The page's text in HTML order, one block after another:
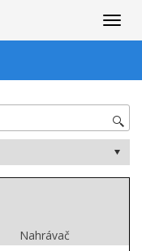
Nahrávač